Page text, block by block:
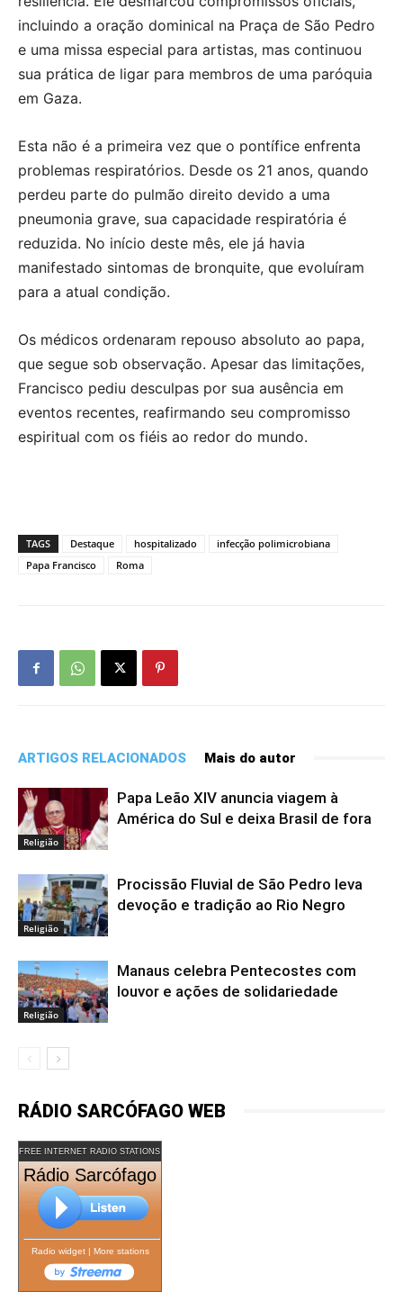
incluindo a oração dominical na Praça de São Pedro
e uma missa especial para artistas, mas continuou
sua prática de ligar para membros de uma paróquia
em Gaza.
Esta não é a primeira vez que o pontífice enfrenta
problemas respiratórios. Desde os 21 anos, quando
perdeu parte do pulmão direito devido a uma
pneumonia grave, sua capacidade respiratória é
reduzida. No início deste mês, ele já havia
manifestado sintomas de bronquite, que evoluíram
para a atual condição.
Os médicos ordenaram repouso absoluto ao papa,
que segue sob observação. Apesar das limitações,
Francisco pediu desculpas por sua ausência em
eventos recentes, reafirmando seu compromisso
espiritual com os fiéis ao redor do mundo.
TAGS Destaque hospitalizado
infecção polimicrobiana
Papa Francisco
Roma
ARTIGOS RELACIONADOS Mais do autor
Religião
Papa Leão XIV anuncia viagem à
América do Sul e deixa Brasil de fora
Religião
Procissão Fluvial de São Pedro leva
devoção e tradição ao Rio Negro
Religião
Manaus celebra Pentecostes com
louvor e ações de solidariedade
RÁDIO SARCÓFAGO WEB
FREE INTERNET RADIO STATIONS
Rádio Sarcófago
Radio widget| More stations